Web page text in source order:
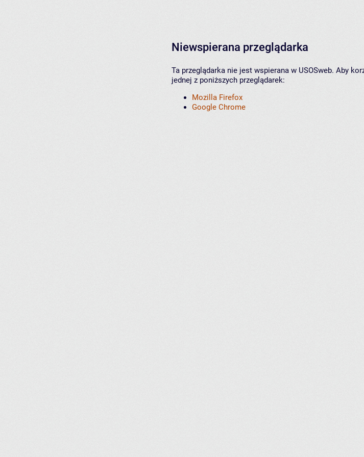
Niewspierana przeglądarka
Ta przeglądarka nie jest wspierana w USOSweb. Aby
jednej z poniższych przeglądarek:
Mozilla Firefox
Google Chrome